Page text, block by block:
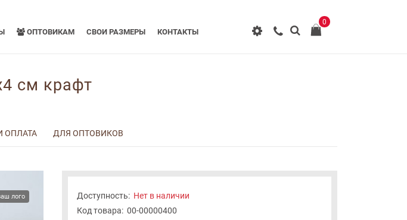
ОПТОВИКАМ СВОИ РАЗМЕРЫ КОНТАКТЫ
0
см крафт
ОПЛАТА ДЛЯ ОПТОВИКОВ
лого Доступность: Нет в наличии
Код товара: 00-00000400